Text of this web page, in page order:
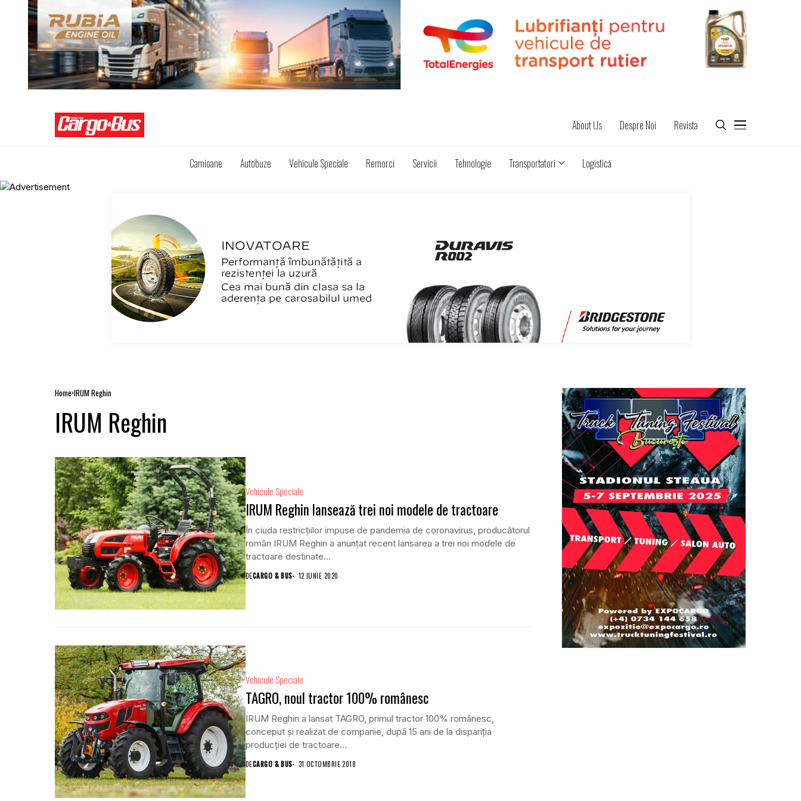
About Us Despre Noi Revista
Camioane Autobuze Vehicule Speciale Remorci Servicii Tehnologie Transportatori Logistică
Home IRUM Reghin
IRUM Reghin
Vehicule Speciale
IRUM Reghin lansează trei noi modele de tractoare
În ciuda restricțiilor impuse de pandemia de coronavirus, producătorul
român IRUM Reghin a anunțat recent lansarea a trei noi modele de
tractoare destinate...
DECARGO & BUS 12 IUNIE 2020
Vehicule Speciale
TAGRO, noul tractor 100% românesc
IRUM Reghin a lansat TAGRO, primul tractor 100% românesc,
conceput şi realizat de companie, după 15 ani de la dispariţia
producţiei de tractoare...
DECARGO & BUS 31 OCTOMBRIE 2018